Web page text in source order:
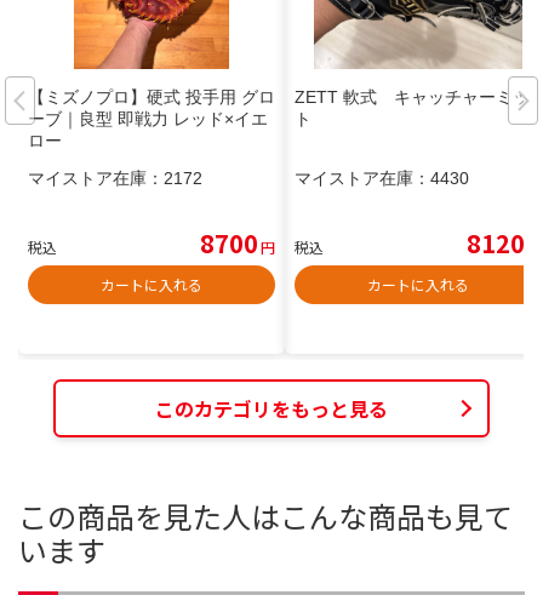
【ミズノプロ】硬式 投手用 グロ
ーブ｜良型 即戦力 レッド×イエ
ロー
マイストア在庫： 2172
税込 8700円
カートに入れる
ZETT 軟式 キャッチャーミッ
ト
マイストア在庫： 4430
税込 8120
カートに入れる
このカテゴリをもっと見る
この商品を見た人はこんな商品も見て
います